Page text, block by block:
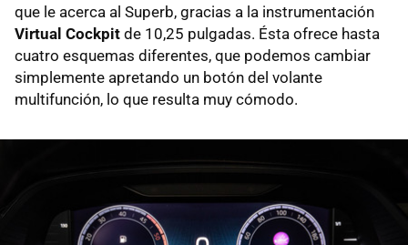
que le acerca al Superb, gracias a la instrumentación
Virtual Cockpit de 10,25 pulgadas. Ésta ofrece hasta
cuatro esquemas diferentes, que podemos cambiar
simplemente apretando un botón del volante
multifunción, lo que resulta muy cómodo.